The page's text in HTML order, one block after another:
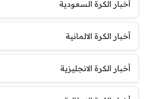
مباراة ودية
8:00 م
أخبار الكرة السعودية
أخبار الكرة الالمانية
أخبار الكرة الانجليزية